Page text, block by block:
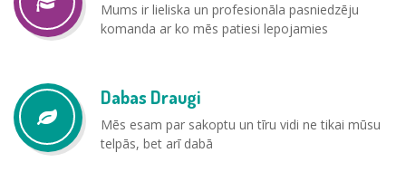
Mums ir lieliska un profesionāla pasniedzēju
komanda ar ko mēs patiesi lepojamies
Dabas Draugi
Mēs esam par sakoptu un tīru vidi ne tikai mūsu
telpās, bet arī dabā